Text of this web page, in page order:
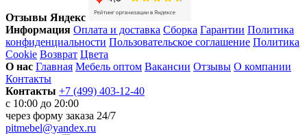
Отзывы Яндекс
Информация Оплата и доставка Сборка Гарантии Политика
конфиденциальности Пользовательское соглашение Политика
Cookie Возврат Цвета
О нас Главная Мебель оптом Вакансии Отзывы О компании
Контакты
Контакты +7 (499) 403-12-40
с 10:00 до 20:00
через форму заказа 24/7
pitmebel@yandex.ru